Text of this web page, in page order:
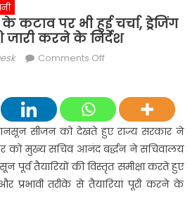
कटाव पर भी हुई चर्चा, ड्रेजिंग
करने के निर्देश
Comments Offon
नंधौर
नदी
के
कटाव
पर
भी
सीजन को देखते हुए राज्य सरकार ने
को मुख्य सचिव आनंद बर्द्धन ने सचिवालय
पूर्व तैयारियों की विस्तृत समीक्षा करते हुए
प्रभावी तरीके से तैयारियां पूरी करने के